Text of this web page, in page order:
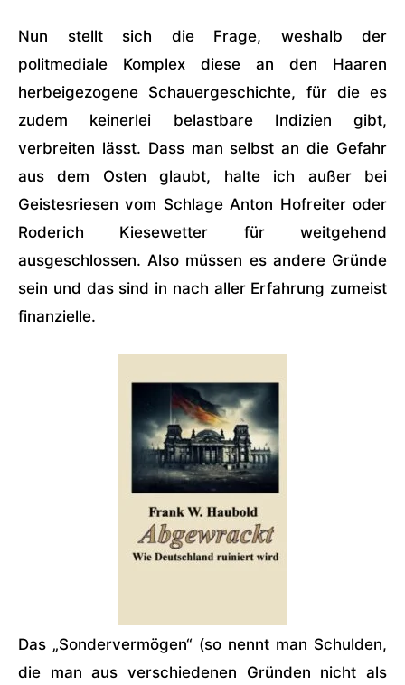
Nun stellt sich die Frage, weshalb der
politmediale Komplex diese an den Haaren
herbeigezogene Schauergeschichte, für die es
zudem keinerlei belastbare Indizien gibt,
verbreiten lässt. Dass man selbst an die Gefahr
aus dem Osten glaubt, halte ich außer bei
Geistesriesen vom Schlage Anton Hofreiter oder
Roderich Kiesewetter für weitgehend
ausgeschlossen. Also müssen es andere Gründe
sein und das sind in nach aller Erfahrung zumeist
finanzielle.
Das „Sondervermögen“ (so nennt man Schulden,
die man aus verschiedenen Gründen nicht als